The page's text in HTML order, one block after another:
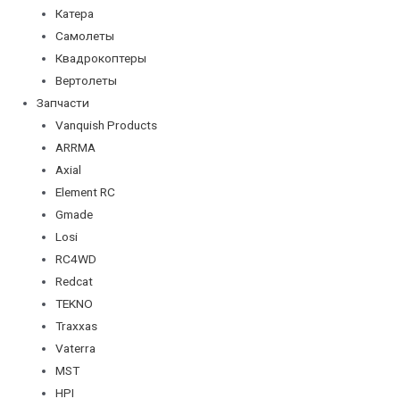
Катера
Самолеты
Квадрокоптеры
Вертолеты
Запчасти
Vanquish Products
ARRMA
Axial
Element RC
Gmade
Losi
RC4WD
Redcat
TEKNO
Traxxas
Vaterra
MST
HPI